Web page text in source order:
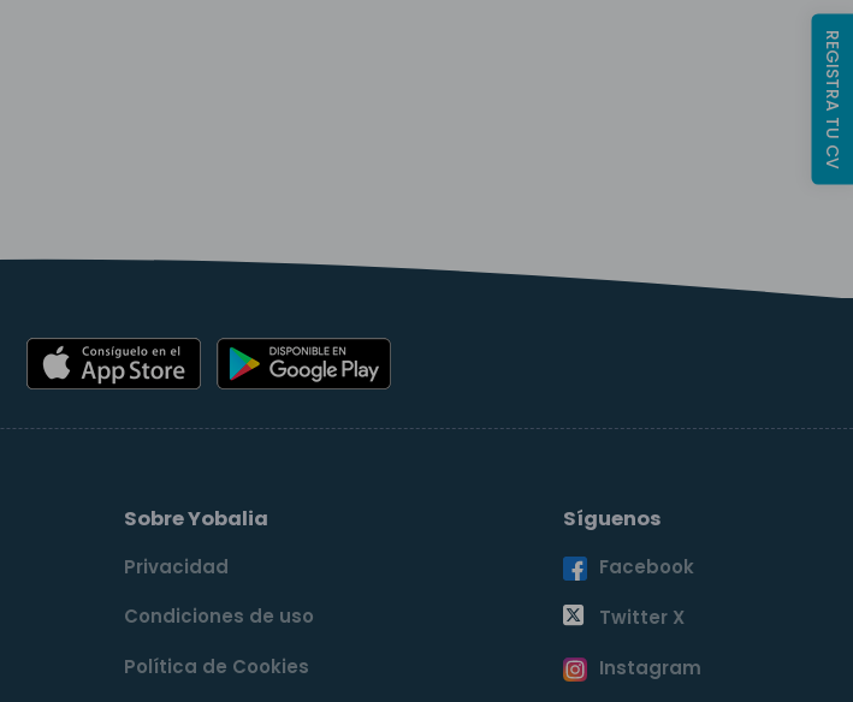
Sobre Yobalia
Privacidad
Condiciones de uso
Política de Cookies
Síguenos
Facebook
Twitter X
Instagram
REGISTRA TU CV